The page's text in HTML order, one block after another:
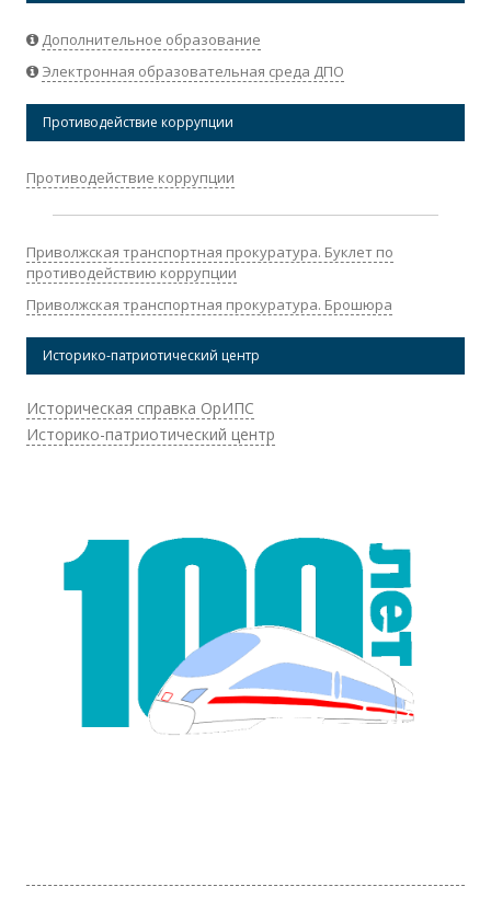
Дополнительное образование
Электронная образовательная среда ДПО
Противодействие коррупции
Противодействие коррупции
Приволжская транспортная прокуратура. Буклет по
противодействию коррупции
Приволжская транспортная прокуратура. Брошюра
Историко-патриотический центр
Историческая справка ОрИПС
Историко-патриотический центр